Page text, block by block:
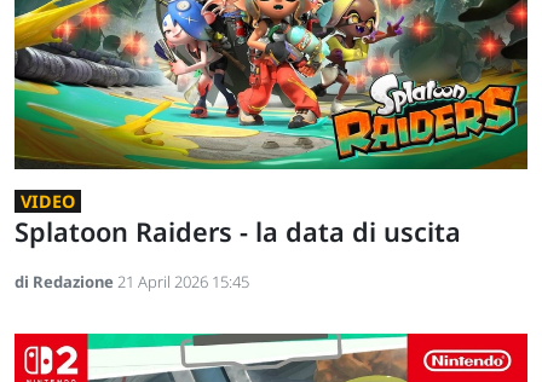
VIDEO
Splatoon Raiders - la data di uscita
di Redazione21 April 2026 15:45